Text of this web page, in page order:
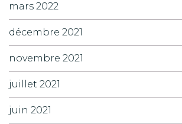
mars 2022
décembre 2021
novembre 2021
juillet 2021
juin 2021